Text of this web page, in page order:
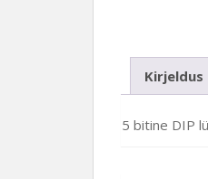
Kirjeldus
5 bitine DIP